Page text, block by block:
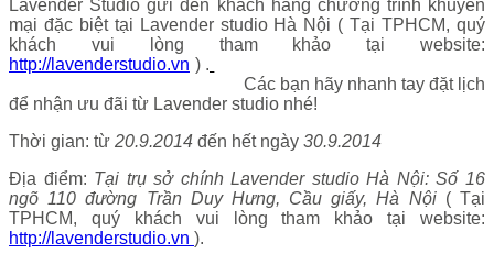
Lavender Studio gửi đến khách hàng chương trình khuyến
mại đặc biệt tại Lavender studio Hà Nội ( Tại TPHCM, quý
khách vui lòng tham khảo tại website:
http://lavenderstudio.vn ) .
Các bạn hãy nhanh tay đặt lịch
để nhận ưu đãi từ Lavender studio nhé!
Thời gian: từ 20.9.2014 đến hết ngày 30.9.2014
Địa điểm: Tại trụ sở chính Lavender studio Hà Nội: Số 16
ngõ 110 đường Trần Duy Hưng, Cầu giấy, Hà Nội ( Tại
TPHCM, quý khách vui lòng tham khảo tại website:
http://lavenderstudio.vn ).